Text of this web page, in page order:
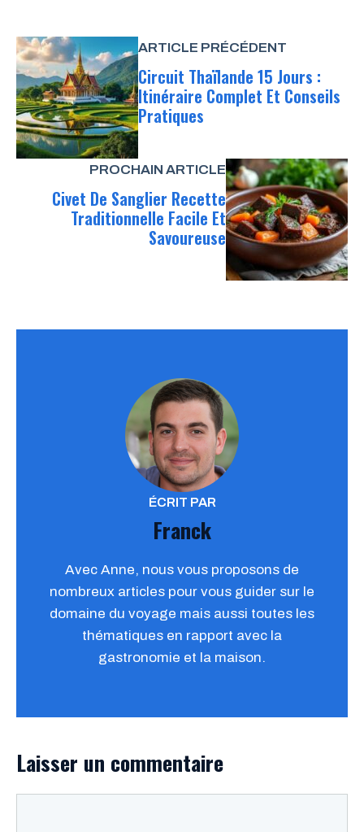
ARTICLE PRÉCÉDENT
Circuit Thaïlande 15 Jours :
Itinéraire Complet Et Conseils
Pratiques
PROCHAIN ARTICLE
Civet De Sanglier Recette
Traditionnelle Facile Et
Savoureuse
ÉCRIT PAR
Franck
Avec Anne, nous vous proposons de
nombreux articles pour vous guider sur le
domaine du voyage mais aussi toutes les
thématiques en rapport avec la
gastronomie et la maison.
Laisser un commentaire